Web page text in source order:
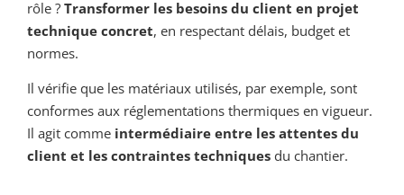
rôle ? Transformer les besoins du client en projet
technique concret, en respectant délais, budget et
normes.
Il vérifie que les matériaux utilisés, par exemple, sont
conformes aux réglementations thermiques en vigueur.
Il agit comme intermédiaire entre les attentes du
client et les contraintes techniques du chantier.